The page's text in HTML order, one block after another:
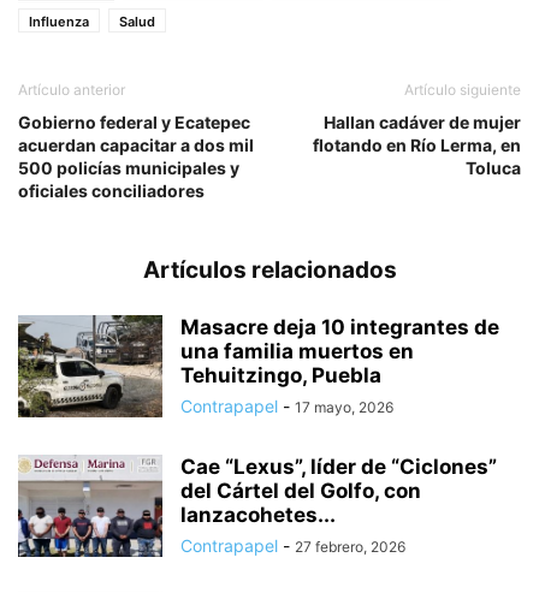
Influenza
Salud
Artículo anterior
Gobierno federal y Ecatepec
acuerdan capacitar a dos mil
500 policías municipales y
oficiales conciliadores
Artículo siguiente
Hallan cadáver de mujer
flotando en Río Lerma, en
Toluca
Artículos relacionados
Masacre deja 10 integrantes de
una familia muertos en
Tehuitzingo, Puebla
Contrapapel - 17 mayo, 2026
Cae “Lexus”, líder de “Ciclones”
del Cártel del Golfo, con
lanzacohetes...
Contrapapel - 27 febrero, 2026